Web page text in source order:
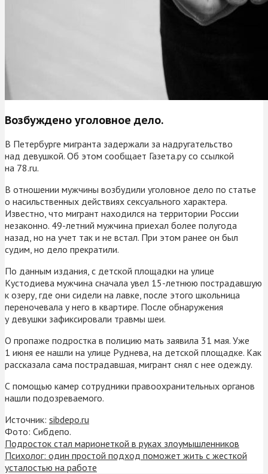
Возбуждено уголовное дело.
В Петербурге мигранта задержали за надругательство
над девушкой. Об этом сообщает Газета.ру со ссылкой
на 78.ru.
В отношении мужчины возбудили уголовное дело по статье
о насильственных действиях сексуального характера.
Известно, что мигрант находился на территории России
незаконно. 49-летний мужчина приехал более полугода
назад, но на учет так и не встал. При этом ранее он был
судим, но дело прекратили.
По данным издания, с детской площадки на улице
Кустодиева мужчина сначала увел 15-летнюю пострадавшую
к озеру, где они сидели на лавке, после этого школьница
переночевала у него в квартире. После обнаружения
у девушки зафиксировали травмы шеи.
О пропаже подростка в полицию мать заявила 31 мая. Уже
1 июня ее нашли на улице Руднева, на детской площадке. Как
рассказала сама пострадавшая, мигрант снял с нее одежду.
С помощью камер сотрудники правоохранительных органов
нашли подозреваемого.
Источник: sibdepo.ru
Фото: Сибдепо.
Подросток стал марионеткой в руках злоумышленников
Психолог: один простой подход поможет жить с жесткой
усталостью на работе